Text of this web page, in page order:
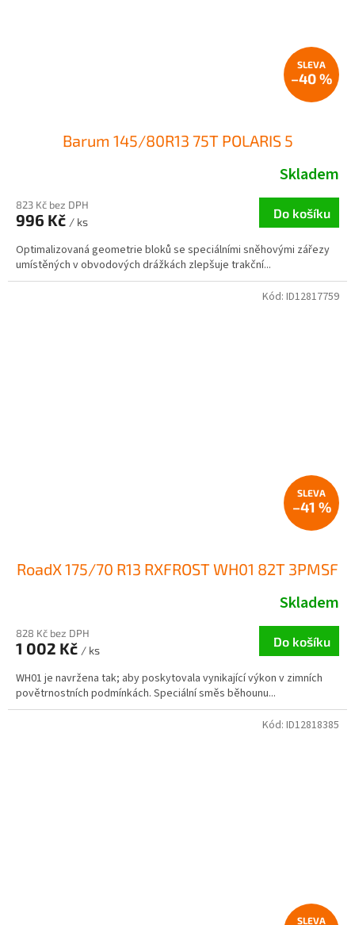
–40 %
Barum 145/80R13 75T POLARIS 5
Skladem
823 Kč bez DPH
996 Kč / ks
Do košíku
Optimalizovaná geometrie bloků se speciálními sněhovými zářezy
umístěných v obvodových drážkách zlepšuje trakční...
–41 %
RoadX 175/70 R13 RXFROST WH01 82T 3PMSF
Skladem
828 Kč bez DPH
1 002 Kč / ks
Do košíku
WH01 je navržena tak; aby poskytovala vynikající výkon v zimních
povětrnostních podmínkách. Speciální směs běhounu...
Kód: ID12817759
Kód: ID12818385